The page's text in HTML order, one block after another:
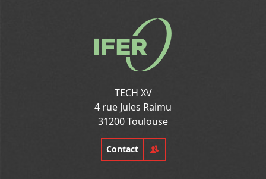
TECH XV
4 rue Jules Raimu
31200 Toulouse
Contact